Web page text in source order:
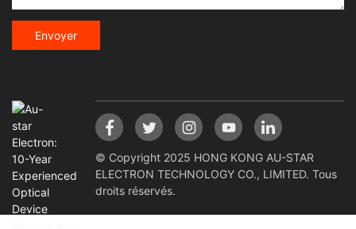
Envoyer
© Copyright 2025 HONG KONG AU-STAR
ELECTRON TECHNOLOGY CO., LIMITED. Tous
droits réservés.